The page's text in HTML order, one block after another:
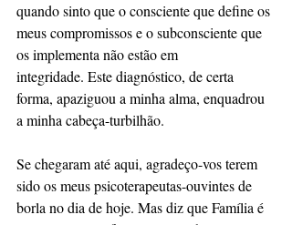
quando sinto que o consciente que define os
meus compromissos e o subconsciente que
os implementa não estão em
integridade. Este diagnóstico, de certa
forma, apaziguou a minha alma, enquadrou
a minha cabeça-turbilhão.
Se chegaram até aqui, agradeço-vos terem
sido os meus psicoterapeutas-ouvintes de
borla no dia de hoje. Mas diz que Família é